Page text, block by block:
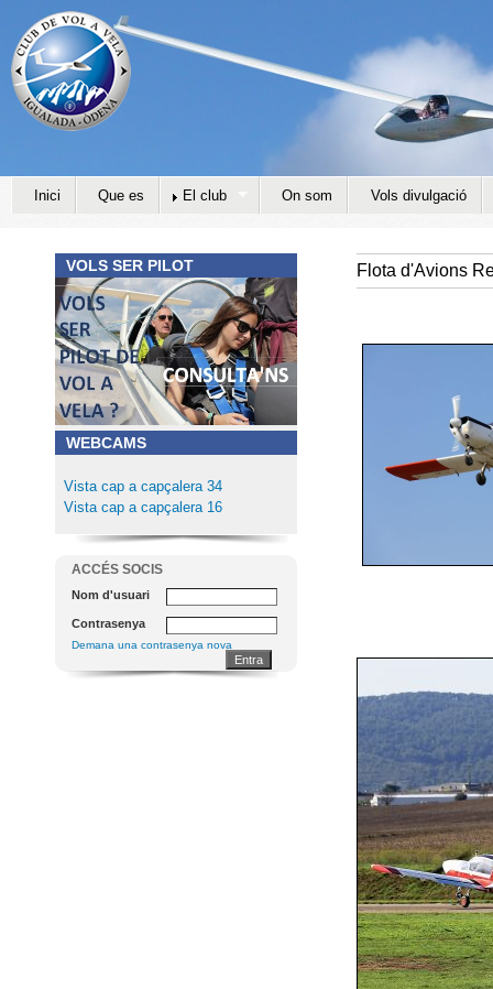
Flota d'Avions
Inici Que es El club On som Vols divulgació
VOLS SER PILOT
WEBCAMS
Vista cap a capçalera 34
Vista cap a capçalera 16
ACCÉS SOCIS
Nom d'usuari
Contrasenya
Demana una contrasenya nova